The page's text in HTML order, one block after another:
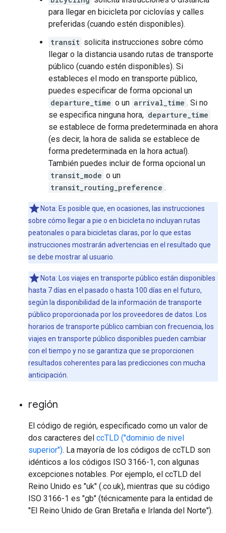
para llegar en bicicleta por ciclovías y calles
preferidas (cuando estén disponibles).
transit solicita instrucciones sobre cómo
llegar o la distancia usando rutas de transporte
público (cuando estén disponibles). Si
estableces el modo en transporte público,
puedes especificar de forma opcional un
departure_time o un arrival_time . Si no
se especifica ninguna hora, departure_time
se establece de forma predeterminada en ahora
(es decir, la hora de salida se establece de
forma predeterminada en la hora actual).
También puedes incluir de forma opcional un
transit_mode o un
transit_routing_preference .
Nota: Es posible que, en ocasiones, las instrucciones
sobre cómo llegar a pie o en bicicleta no incluyan rutas
peatonales o para bicicletas claras, por lo que estas
instrucciones mostrarán advertencias en el resultado que
se debe mostrar al usuario.
Nota: Los viajes en transporte público están disponibles
hasta 7 días en el pasado o hasta 100 días en el futuro,
según la disponibilidad de la información de transporte
público proporcionada por los proveedores de datos. Los
horarios de transporte público cambian con frecuencia, los
viajes en transporte público disponibles pueden cambiar
con el tiempo y no se garantiza que se proporcionen
resultados coherentes para las predicciones con mucha
anticipación.
región
El código de región, especificado como un valor de
dos caracteres del ccTLD ("dominio de nivel
superior"). La mayoría de los códigos de ccTLD son
idénticos a los códigos ISO 3166-1, con algunas
excepciones notables. Por ejemplo, el ccTLD del
Reino Unido es "uk" (.co.uk), mientras que su código
ISO 3166-1 es "gb" (técnicamente para la entidad de
"El Reino Unido de Gran Bretaña e Irlanda del Norte").